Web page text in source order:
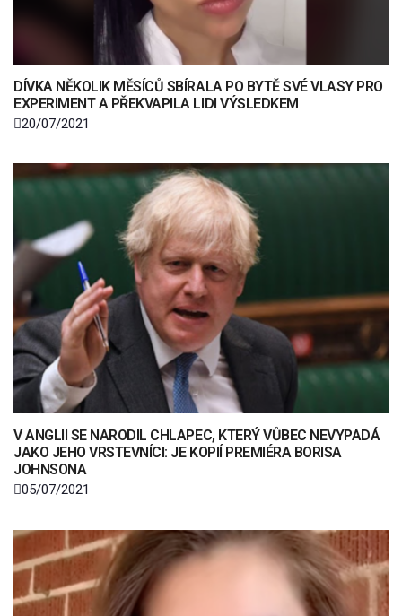
DÍVKA NĚKOLIK MĚSÍCŮ SBÍRALA PO BYTĚ SVÉ VLASY PRO
EXPERIMENT A PŘEKVAPILA LIDI VÝSLEDKEM
20/07/2021
V ANGLII SE NARODIL CHLAPEC, KTERÝ VŮBEC NEVYPADÁ
JAKO JEHO VRSTEVNÍCI: JE KOPIÍ PREMIÉRA BORISA
JOHNSONA
05/07/2021